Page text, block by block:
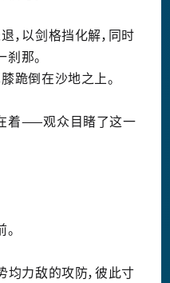
，以剑格挡化解，同时
那。
跪倒在沙地之上。
着——观众目睹了这一
均力敌的攻防，彼此寸